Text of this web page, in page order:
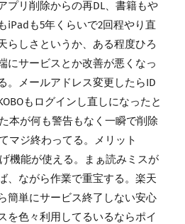
プリ削除からの再DL、書籍もや
iPadも5年くらいで2回程やり直
らしさというか、ある程度ひろ
にサービスとか改善が悪くなっ
。メールアドレス変更したらID
もログインし直しになったと
本が何も警告もなく一瞬で削除
マジ終わってる。メリット
機能が使える。まぁ読みミスが
、ながら作業で重宝する。楽天
簡単にサービス終了しない安心
を色々利用してるいるならポイ